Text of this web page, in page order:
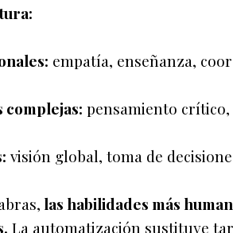
empatía, enseñanza,
complejas: pensamiento
visión global, toma de
las habilidades más
La automatización sustituye